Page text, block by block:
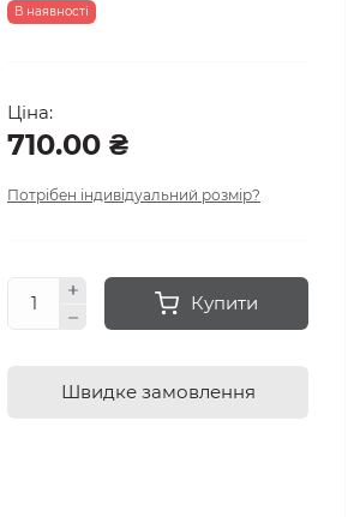
В наявності
Ціна:
710.00 ₴
Потрібен індивідуальний розмір?
Купити
Швидке замовлення